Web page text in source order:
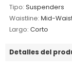
Tipo: Suspenders
Waistline: Mid-
Largo: Corto
Detalles del